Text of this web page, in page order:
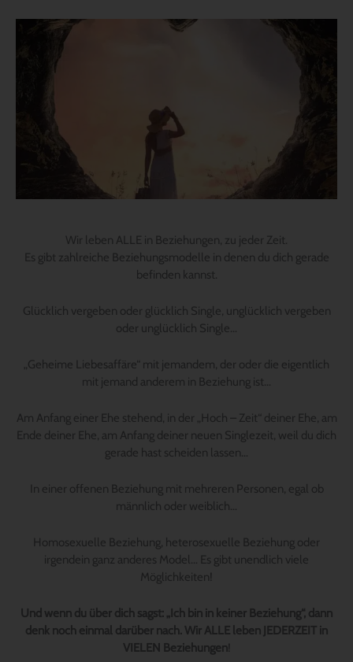
Wir leben ALLE in Beziehungen, zu jeder Zeit.
Es gibt zahlreiche Beziehungsmodelle in denen du dich gerade
befinden kannst.
Glücklich vergeben oder glücklich Single, unglücklich vergeben
oder unglücklich Single…
„Geheime Liebesaffäre“ mit jemandem, der oder die eigentlich
mit jemand anderem in Beziehung ist…
Am Anfang einer Ehe stehend, in der „Hoch – Zeit“ deiner Ehe, am
Ende deiner Ehe, am Anfang deiner neuen Singlezeit, weil du dich
gerade hast scheiden lassen…
In einer offenen Beziehung mit mehreren Personen, egal ob
männlich oder weiblich…
Homosexuelle Beziehung, heterosexuelle Beziehung oder
irgendein ganz anderes Model… Es gibt unendlich viele
Möglichkeiten!
Und wenn du über dich sagst: „Ich bin in keiner Beziehung“, dann
denk noch einmal darüber nach. Wir ALLE leben JEDERZEIT in
VIELEN Beziehungen!